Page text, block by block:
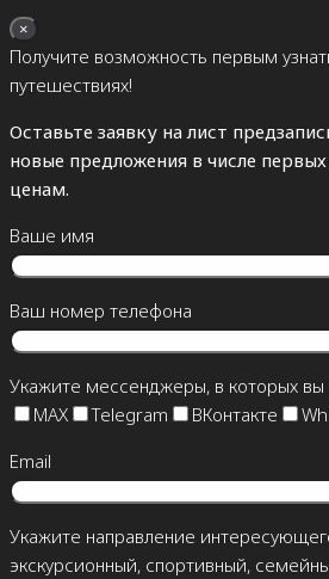
×
Получите возможность первым
путешествиях!
Оставьте заявку на лист
новые предложения в числе
ценам.
Ваше имя
Ваш номер телефона
Укажите мессенджеры, в которых вы
MAX
Telegram ВКонтакте
Email
Укажите направление
экскурсионный, спортивный,